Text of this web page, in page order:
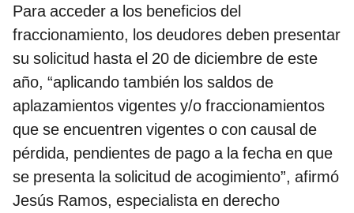
Para acceder a los beneficios del
fraccionamiento, los deudores deben presentar
su solicitud hasta el 20 de diciembre de este
año, “aplicando también los saldos de
aplazamientos vigentes y/o fraccionamientos
que se encuentren vigentes o con causal de
pérdida, pendientes de pago a la fecha en que
se presenta la solicitud de acogimiento”, afirmó
Jesús Ramos, especialista en derecho